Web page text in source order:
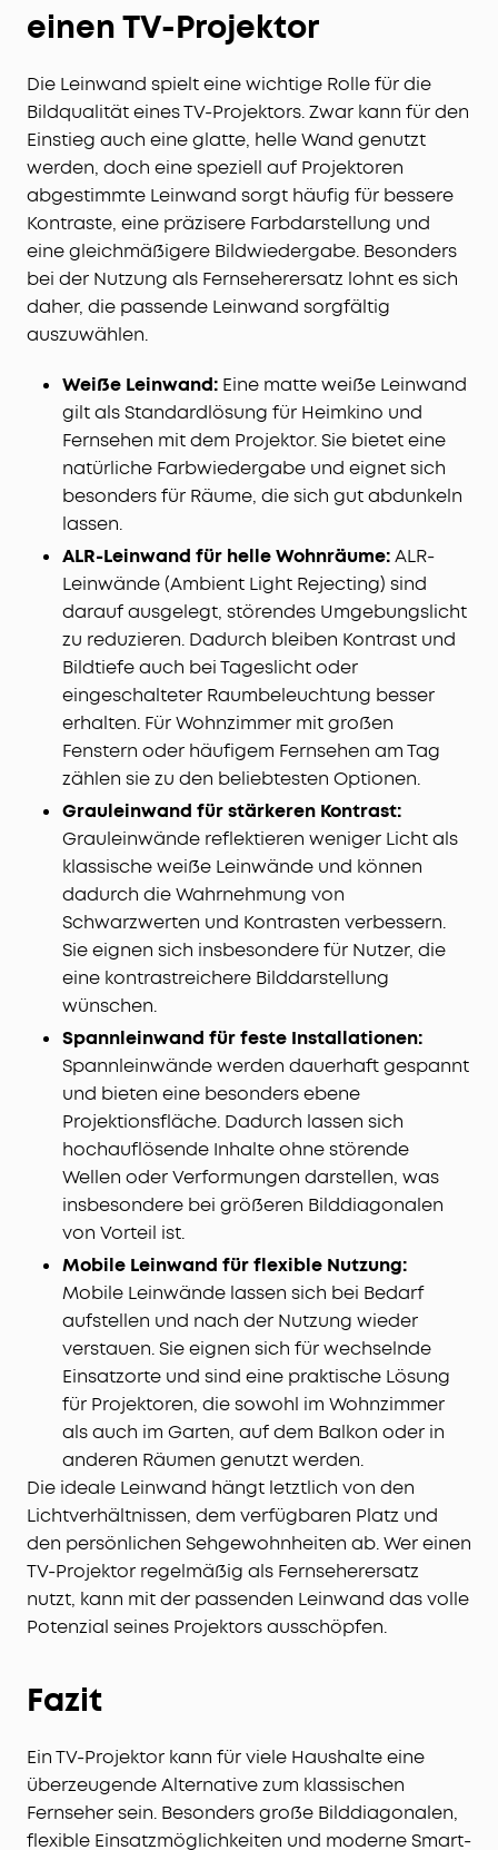
einen TV-Projektor
Die Leinwand spielt eine wichtige Rolle für die
Bildqualität eines TV-Projektors. Zwar kann für den
Einstieg auch eine glatte, helle Wand genutzt
werden, doch eine speziell auf Projektoren
abgestimmte Leinwand sorgt häufig für bessere
Kontraste, eine präzisere Farbdarstellung und
eine gleichmäßigere Bildwiedergabe. Besonders
bei der Nutzung als Fernseherersatz lohnt es sich
daher, die passende Leinwand sorgfältig
auszuwählen.
Weiße Leinwand: Eine matte weiße Leinwand
gilt als Standardlösung für Heimkino und
Fernsehen mit dem Projektor. Sie bietet eine
natürliche Farbwiedergabe und eignet sich
besonders für Räume, die sich gut abdunkeln
lassen.
ALR-Leinwand für helle Wohnräume:ALR-
Leinwände (Ambient Light Rejecting) sind
darauf ausgelegt, störendes Umgebungslicht
zu reduzieren. Dadurch bleiben Kontrast und
Bildtiefe auch bei Tageslicht oder
eingeschalteter Raumbeleuchtung besser
erhalten. Für Wohnzimmer mit großen
Fenstern oder häufigem Fernsehen am Tag
zählen sie zu den beliebtesten Optionen.
Grauleinwand für stärkeren Kontrast:
Grauleinwände reflektieren weniger Licht als
klassische weiße Leinwände und können
dadurch die Wahrnehmung von
Schwarzwerten und Kontrasten verbessern.
Sie eignen sich insbesondere für Nutzer, die
eine kontrastreichere Bilddarstellung
wünschen.
Spannleinwand für feste Installationen:
Spannleinwände werden dauerhaft gespannt
und bieten eine besonders ebene
Projektionsfläche. Dadurch lassen sich
hochauflösende Inhalte ohne störende
Wellen oder Verformungen darstellen, was
insbesondere bei größeren Bilddiagonalen
von Vorteil ist.
Mobile Leinwand für flexible Nutzung:
Mobile Leinwände lassen sich bei Bedarf
aufstellen und nach der Nutzung wieder
verstauen. Sie eignen sich für wechselnde
Einsatzorte und sind eine praktische Lösung
für Projektoren, die sowohl im Wohnzimmer
als auch im Garten, auf dem Balkon oder in
anderen Räumen genutzt werden.
Die ideale Leinwand hängt letztlich von den
Lichtverhältnissen, dem verfügbaren Platz und
den persönlichen Sehgewohnheiten ab. Wer einen
TV-Projektor regelmäßig als Fernseherersatz
nutzt, kann mit der passenden Leinwand das volle
Potenzial seines Projektors ausschöpfen.
Fazit
Ein TV-Projektor kann für viele Haushalte eine
überzeugende Alternative zum klassischen
Fernseher sein. Besonders große Bilddiagonalen,
flexible Einsatzmöglichkeiten und moderne Smart-